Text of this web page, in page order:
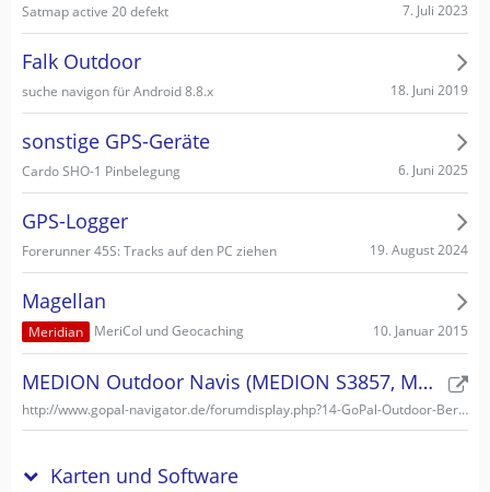
Satmap active 20 defekt 7. Juli 2023
Falk Outdoor
suche navigon für Android 8.8.x 18. Juni 2019
sonstige GPS-Geräte
Cardo SHO-1 Pinbelegung 6. Juni 2025
GPS-Logger
Forerunner 45S: Tracks auf den PC ziehen 19. August 2024
Magellan
Meridian MeriCol und Geocaching 10. Januar 2015
MEDION Outdoor Navis (MEDION S3857, MEDION S3747)
http://www.gopal-navigator.de/forumdisplay.php?14-GoPal-Outdoor-Bereich
Karten und Software